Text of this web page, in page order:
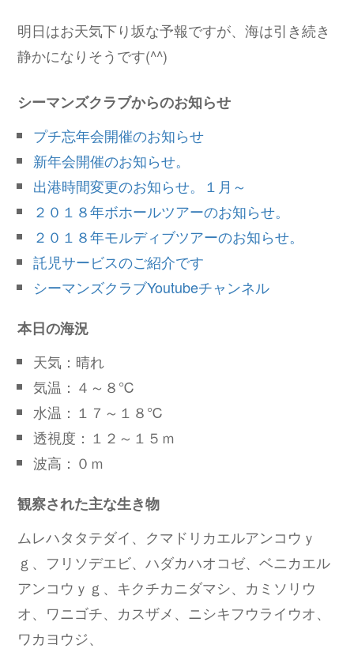
明日はお天気下り坂な予報ですが、海は引き続き
静かになりそうです(^^)
シーマンズクラブからのお知らせ
プチ忘年会開催のお知らせ
新年会開催のお知らせ。
出港時間変更のお知らせ。１月～
２０１８年ボホールツアーのお知らせ。
２０１８年モルディブツアーのお知らせ。
託児サービスのご紹介です
シーマンズクラブYoutubeチャンネル
本日の海況
天気：晴れ
気温：４～８℃
水温：１７～１８℃
透視度：１２～１５ｍ
波高：０ｍ
観察された主な生き物
ムレハタタテダイ、クマドリカエルアンコウｙ
ｇ、フリソデエビ、ハダカハオコゼ、ベニカエル
アンコウｙｇ、キクチカニダマシ、カミソリウ
オ、ワニゴチ、カスザメ、ニシキフウライウオ、
ワカヨウジ、